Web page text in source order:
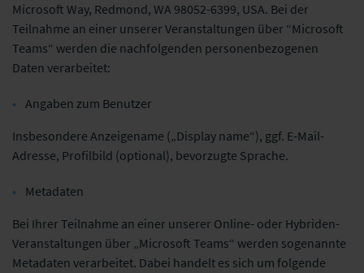
Microsoft Way, Redmond, WA 98052-6399, USA. Bei der
Teilnahme an einer unserer Veranstaltungen über “Microsoft
Teams“ werden die nachfolgenden personenbezogenen
Daten verarbeitet:
Angaben zum Benutzer
Insbesondere Anzeigename („Display name“), ggf. E-Mail-
Adresse, Profilbild (optional), bevorzugte Sprache.
Metadaten
Bei Ihrer Teilnahme an einer unserer Online- oder Hybriden-
Veranstaltungen über „Microsoft Teams“ werden sogenannte
Metadaten verarbeitet. Dabei handelt es sich um folgende